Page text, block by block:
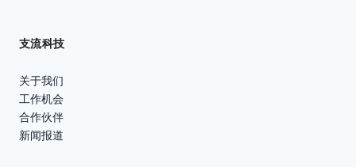
支流科技
关于我们
工作机会
合作伙伴
新闻报道